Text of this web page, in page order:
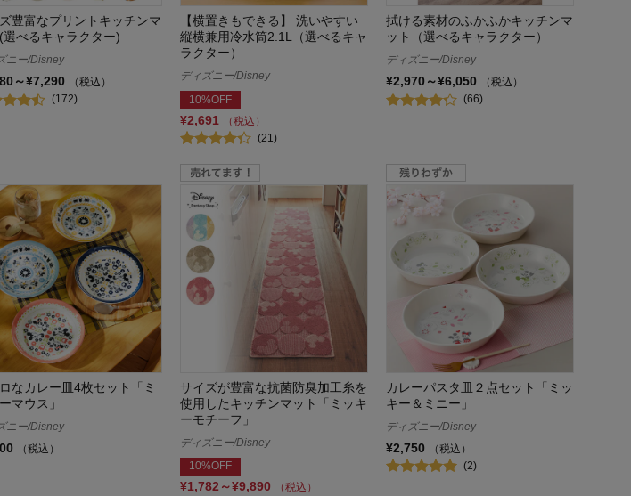
豊富なプリントキッチンマ
選べるキャラクター)
ニー/Disney
～¥7,290
（税込）
(172)
【横置きもできる】 洗いやすい
縦横兼用冷水筒2.1L（選べるキャ
ラクター）
ディズニー/Disney
10%OFF
¥2,691
（税込）
(21)
拭ける素材のふかふかキッチンマ
ット（選べるキャラクター）
ディズニー/Disney
¥2,970～¥6,050
（税込）
(66)
なカレー皿4枚セット「ミ
マウス」
ニー/Disney
（税込）
サイズが豊富な抗菌防臭加工糸を
使用したキッチンマット「ミッキ
ーモチーフ」
ディズニー/Disney
10%OFF
¥1,782～¥9,890
（税込）
カレーパスタ皿２点セット「ミッ
キー＆ミニー」
ディズニー/Disney
¥2,750
（税込）
(2)